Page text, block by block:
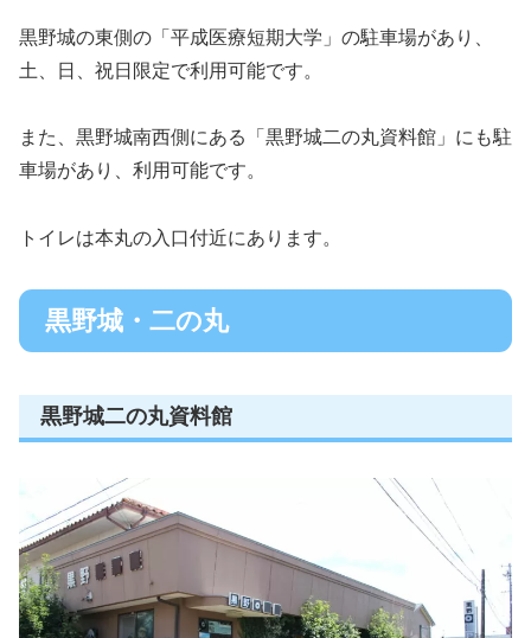
黒野城の東側の「平成医療短期大学」の駐車場があり、
土、日、祝日限定で利用可能です。
また、黒野城南西側にある「黒野城二の丸資料館」にも駐
車場があり、利用可能です。
トイレは本丸の入口付近にあります。
黒野城・二の丸
黒野城二の丸資料館